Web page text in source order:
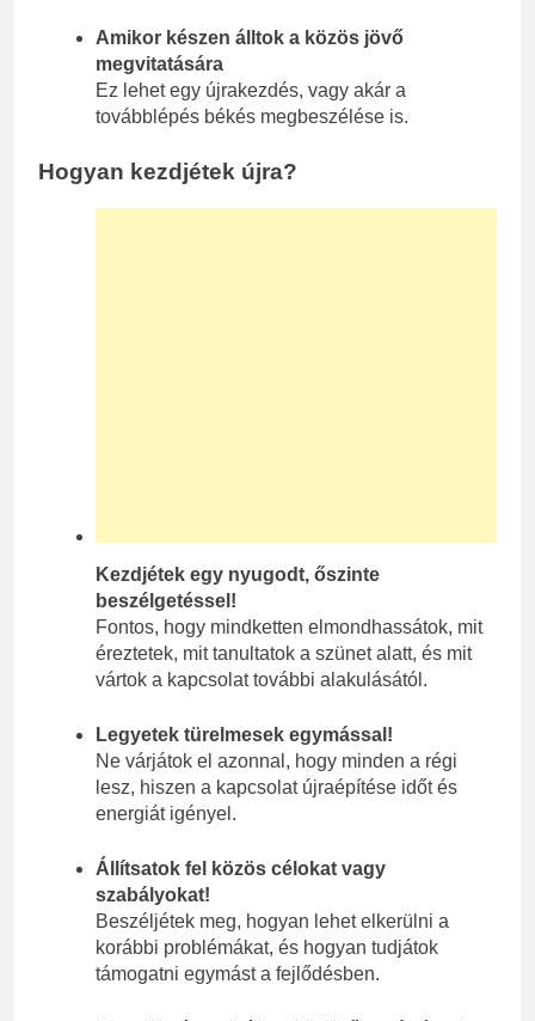
Amikor készen álltok a közös jövő
megvitatására
Ez lehet egy újrakezdés, vagy akár a
továbblépés békés megbeszélése is.
Hogyan kezdjétek újra?
Kezdjétek egy nyugodt, őszinte
beszélgetéssel!
Fontos, hogy mindketten elmondhassátok, mit
éreztetek, mit tanultatok a szünet alatt, és mit
vártok a kapcsolat további alakulásától.
Legyetek türelmesek egymással!
Ne várjátok el azonnal, hogy minden a régi
lesz, hiszen a kapcsolat újraépítése időt és
energiát igényel.
Állítsatok fel közös célokat vagy
szabályokat!
Beszéljétek meg, hogyan lehet elkerülni a
korábbi problémákat, és hogyan tudjátok
támogatni egymást a fejlődésben.